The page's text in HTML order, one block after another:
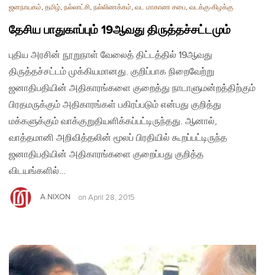
ஜனநாயகம், தமிழ், நல்லாட்சி, நல்லிணக்கம், வட மாகாண சபை, வடக்கு-கிழக்கு
தேசிய பாதுகாப்பும் 19ஆவது திருத்தச்சட்டமும்
புதிய அரசின் நூறுநாள் வேலைத் திட்டத்தில் 19ஆவது
திருத்தச்சட்டம் முக்கியமானது. குறிப்பாக நிறைவேற்று
ஜனாதிபதியின் அதிகாரங்களை குறைத்து நாடாளுமன்றத்திற்கும்
பிரதமருக்கும் அதிகாரங்கள் பகிரப்படும் என்பது குறித்து
மக்களுக்கும் வாக்குறுதியளிக்கப்பட்டிருந்தது. ஆனால்,
வாத்தமானி அறிவித்தலின் மூலப் பிரதியில் கூறப்பட்டிருந்த
ஜனாதிபதியின் அதிகாரங்களை குறைப்பது குறித்த
விடயங்களில்…
A.NIXON on April 28, 2015